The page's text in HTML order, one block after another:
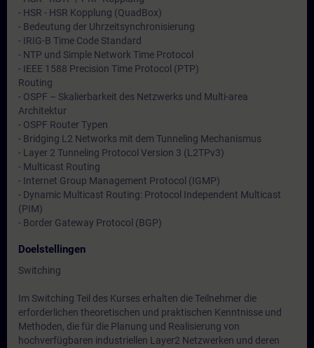
- HSR - HSR Kopplung (QuadBox)
- Bedeutung der Uhrzeitsynchronisierung
- IRIG-B Time Code Standard
- NTP und Simple Network Time Protocol
- IEEE 1588 Precision Time Protocol (PTP)
Routing
- OSPF – Skalierbarkeit des Netzwerks und Multi-area
Architektur
- OSPF Router Typen
- Bridging L2 Networks mit dem Tunneling Mechanismus
- Layer 2 Tunneling Protocol Version 3 (L2TPv3)
- Multicast Routing
- Internet Group Management Protocol (IGMP)
- Dynamic Multicast Routing: Protocol Independent Multicast
(PIM)
- Border Gateway Protocol (BGP)
Doelstellingen
Switching
Im Switching Teil des Kurses erhalten die Teilnehmer die
erforderlichen theoretischen und praktischen Kenntnisse und
Methoden, die für die Planung und Realisierung von
hochverfügbaren industriellen Layer2 Netzwerken und deren